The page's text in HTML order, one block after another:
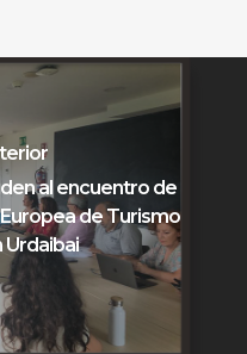
al encuentro de
de Turismo
Urdaibai